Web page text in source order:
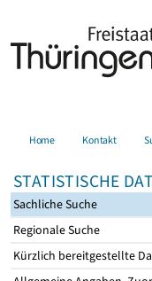
Home Kontakt
STATISTISCHE
Sachliche Suche
Regionale Suche
Kürzlich bereitgestellte